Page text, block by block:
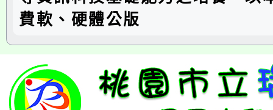
費軟、硬體公版